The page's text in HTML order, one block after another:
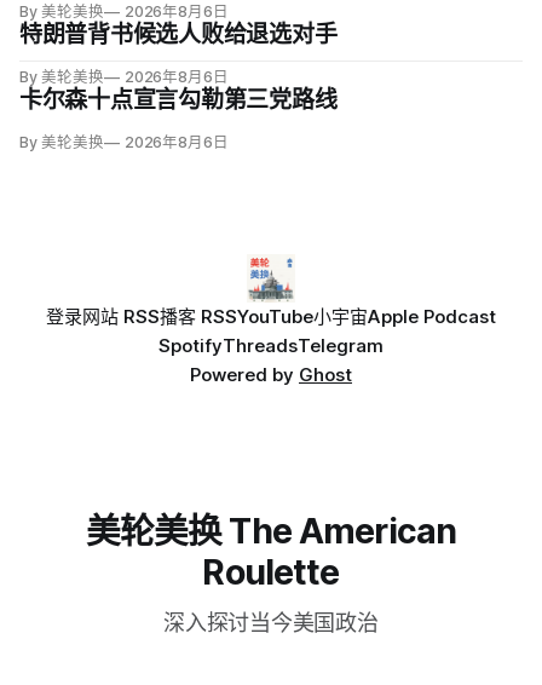
By 美轮美换 2026年8月6日
特朗普背书候选人败给退选对手
By 美轮美换 2026年8月6日
卡尔森十点宣言勾勒第三党路线
By 美轮美换 2026年8月6日
登录网站 RSS播客 RSSYouTube小宇宙Apple Podcast
SpotifyThreadsTelegram
Powered by Ghost
美轮美换 The American
Roulette
深入探讨当今美国政治